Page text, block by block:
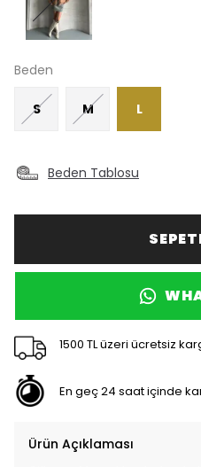
Beden
S M L
Beden Tablosu
1500 TL üzeri ücretsiz
En geç 24 saat içinde
Ürün Açıklaması